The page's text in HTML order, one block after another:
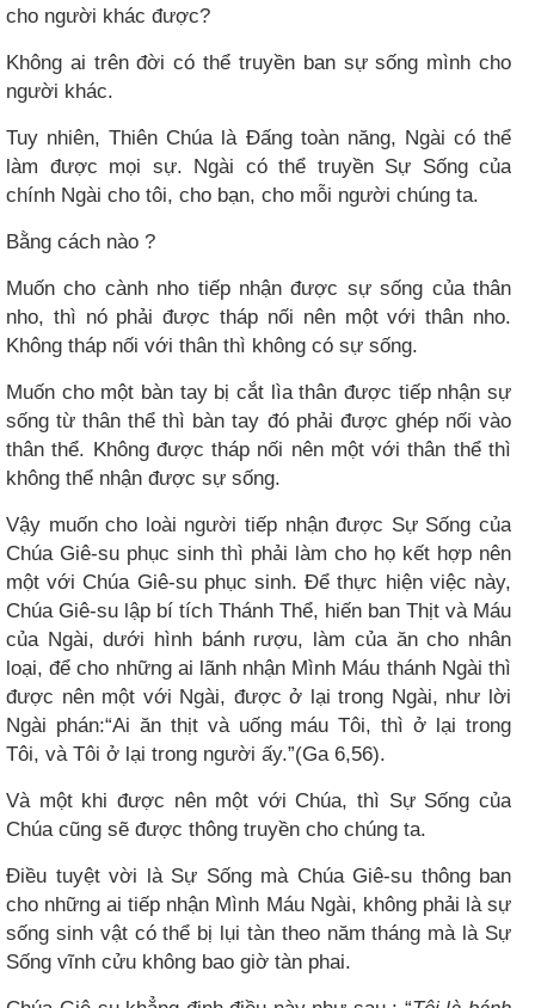
cho người khác được?
Không ai trên đời có thể truyền ban sự sống mình cho
người khác.
Tuy nhiên, Thiên Chúa là Đấng toàn năng, Ngài có thể
làm được mọi sự. Ngài có thể truyền Sự Sống của
chính Ngài cho tôi, cho bạn, cho mỗi người chúng ta.
Bằng cách nào ?
Muốn cho cành nho tiếp nhận được sự sống của thân
nho, thì nó phải được tháp nối nên một với thân nho.
Không tháp nối với thân thì không có sự sống.
Muốn cho một bàn tay bị cắt lìa thân được tiếp nhận sự
sống từ thân thể thì bàn tay đó phải được ghép nối vào
thân thể. Không được tháp nối nên một với thân thể thì
không thể nhận được sự sống.
Vậy muốn cho loài người tiếp nhận được Sự Sống của
Chúa Giê-su phục sinh thì phải làm cho họ kết hợp nên
một với Chúa Giê-su phục sinh. Để thực hiện việc này,
Chúa Giê-su lập bí tích Thánh Thể, hiến ban Thịt và Máu
của Ngài, dưới hình bánh rượu, làm của ăn cho nhân
loại, để cho những ai lãnh nhận Mình Máu thánh Ngài thì
được nên một với Ngài, được ở lại trong Ngài, như lời
Ngài phán:“Ai ăn thịt và uống máu Tôi, thì ở lại trong
Tôi, và Tôi ở lại trong người ấy.”(Ga 6,56).
Và một khi được nên một với Chúa, thì Sự Sống của
Chúa cũng sẽ được thông truyền cho chúng ta.
Điều tuyệt vời là Sự Sống mà Chúa Giê-su thông ban
cho những ai tiếp nhận Mình Máu Ngài, không phải là sự
sống sinh vật có thể bị lụi tàn theo năm tháng mà là Sự
Sống vĩnh cửu không bao giờ tàn phai.